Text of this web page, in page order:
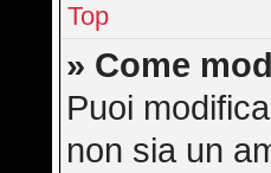
Top
» Come
Puoi
non sia un